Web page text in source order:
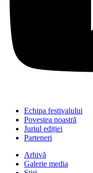
Echipa festivalului
Povestea noastră
Juriul ediției
Parteneri
Arhivă
Galerie media